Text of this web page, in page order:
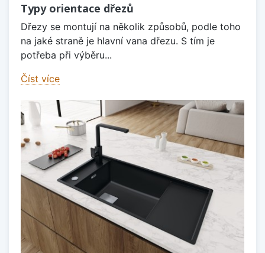
Typy orientace dřezů
Dřezy se montují na několik způsobů, podle toho
na jaké straně je hlavní vana dřezu. S tím je
potřeba při výběru...
Číst více